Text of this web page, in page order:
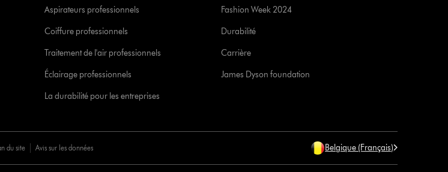
Aspirateurs professionnels
Coiffure professionnels
Traitement de l'air professionnels
Éclairage professionnels
La durabilité pour les entreprises
Fashion Week 2024
Durabilité
Carrière
James Dyson foundation
du site Avis sur les données Belgique (Français)